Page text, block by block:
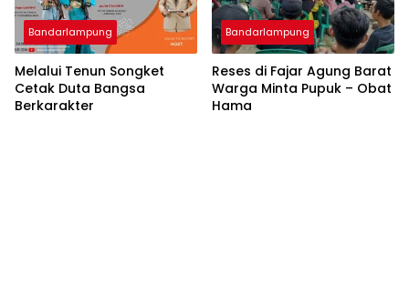
Bandarlampung
Melalui Tenun Songket
Cetak Duta Bangsa
Berkarakter
Bandarlampung
Reses di Fajar Agung Barat
Warga Minta Pupuk – Obat
Hama